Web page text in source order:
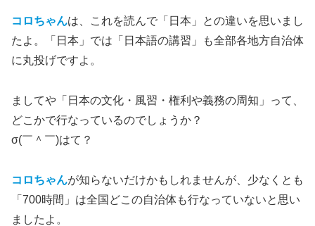
コロちゃんは、これを読んで「日本」との違いを思いまし
たよ。「日本」では「日本語の講習」も全部各地方自治体
に丸投げですよ。
ましてや「日本の文化・風習・権利や義務の周知」って、
どこかで行なっているのでしょうか？
σ(￣＾￣)はて？
コロちゃんが知らないだけかもしれませんが、少なくとも
「700時間」は全国どこの自治体も行なっていないと思い
ましたよ。